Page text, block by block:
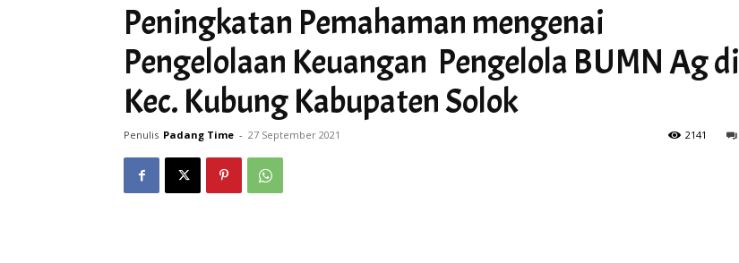
Time
Peningkatan Pemahaman mengenai
Pengelolaan Keuangan Pengelola BUMN Ag di
Kec. Kubung Kabupaten Solok
Penulis Padang Time - 27 September 2021 2141